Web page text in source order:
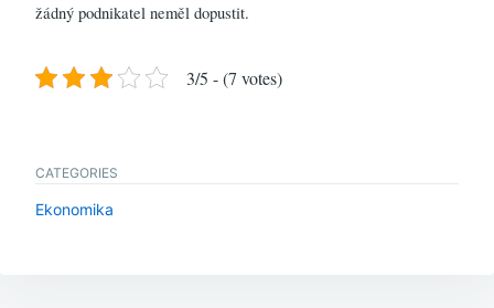
žádný podnikatel neměl dopustit.
3/5 - (7 votes)
CATEGORIES
Ekonomika